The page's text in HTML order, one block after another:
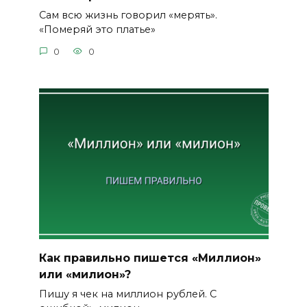
Сам всю жизнь говорил «мерять».
«Померяй это платье»
0 0
Как правильно пишется «Миллион»
или «милион»?
Пишу я чек на миллион рублей. С